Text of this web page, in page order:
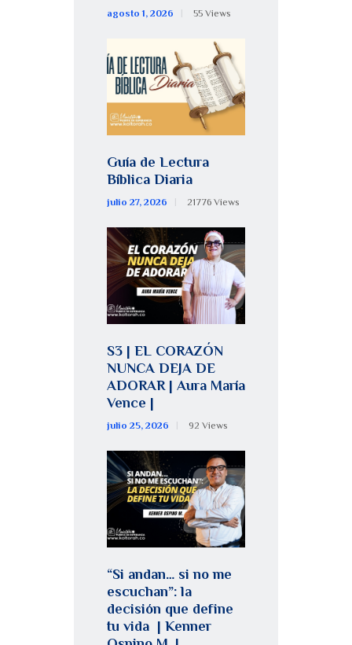
agosto 1, 2026 55 Views
Guía de Lectura
Bíblica Diaria
julio 27, 2026 21776 Views
S3 | EL CORAZÓN
NUNCA DEJA DE
ADORAR | Aura María
Vence |
julio 25, 2026 92 Views
“Si andan… si no me
escuchan”: la
decisión que define
tu vida | Kenner